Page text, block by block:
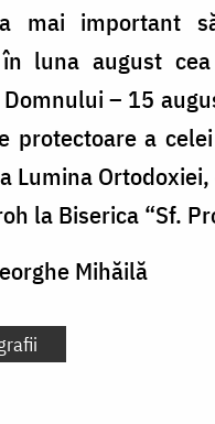
mai important
luna august
– 15
protectoare a
Lumina
la Biserica “Sf.
Mihăilă